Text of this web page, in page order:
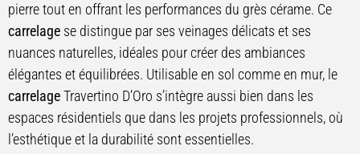
pierre tout en offrant les performances du grès cérame. Ce
carrelage se distingue par ses veinages délicats et ses
nuances naturelles, idéales pour créer des ambiances
élégantes et équilibrées. Utilisable en sol comme en mur, le
carrelageTravertino D’Oro s’intègre aussi bien dans les
espaces résidentiels que dans les projets professionnels, où
l’esthétique et la durabilité sont essentielles.